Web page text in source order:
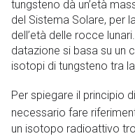
tungsteno dà un’età
del Sistema Solare, per
dell’età delle rocce
datazione si basa su un
isotopi di tungsteno tra
Per spiegare il principio
necessario fare
un isotopo radioattivo